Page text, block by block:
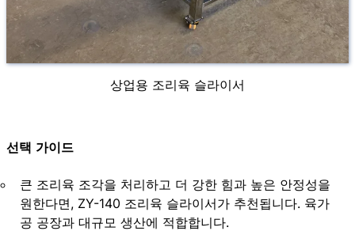
상업용 조리육 슬라이서
선택 가이드
큰 조리육 조각을 처리하고 더 강한 힘과 높은 안정성을
원한다면, ZY-140 조리육 슬라이서가 추천됩니다. 육가
공 공장과 대규모 생산에 적합합니다.